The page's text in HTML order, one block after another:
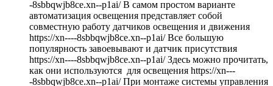
-8sbbqwjb8ce.xn--p1ai/ В самом простом варианте
автоматизация освещения представляет собой
совместную работу датчиков освещения и движения
https://xn----8sbbqwjb8ce.xn--p1ai/ Все большую
популярность завоевывают и датчик присутствия
https://xn----8sbbqwjb8ce.xn--p1ai/ Здесь можно прочитать,
как они используются для освещения https://xn---
-8sbbqwjb8ce.xn--p1ai/ При монтаже системы управления